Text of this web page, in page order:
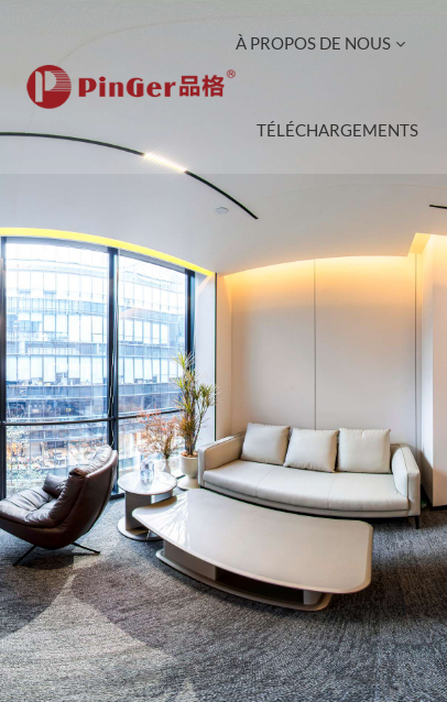
À PROPOS DE NOUS
TÉLÉCHARGEMENTS